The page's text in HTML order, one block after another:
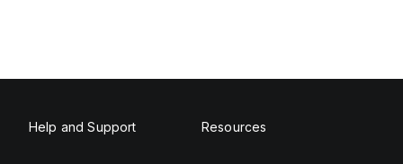
Help and Support Resources